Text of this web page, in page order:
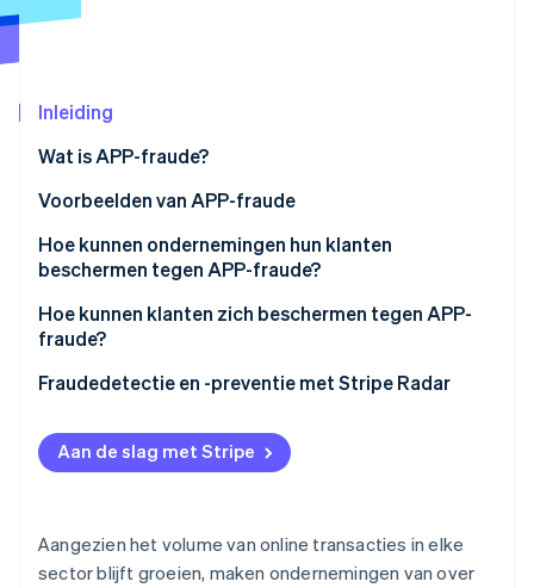
Oprichting van een start-up
Identity
Stripe Sessions 2026
Nu bekijken
Inleiding
Wat is APP-fraude?
Voorbeelden van APP-fraude
Hoe kunnen ondernemingen hun klanten
beschermen tegen APP-fraude?
Hoe kunnen klanten zich beschermen tegen APP-
fraude?
Fraudedetectie en -preventie met Stripe Radar
Aan de slag met Stripe
Aangezien het volume van online transacties in elke
sector blijft groeien, maken ondernemingen van over